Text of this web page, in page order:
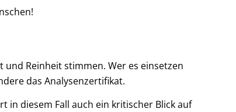
Reinheit stimmen. Wer es einsetzen
das Analysenzertifikat.
diesem Fall auch ein kritischer Blick auf